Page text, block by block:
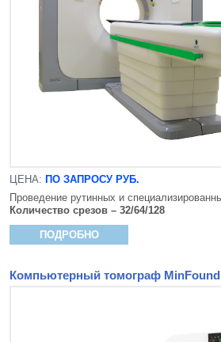
ЦЕНА: ПО ЗАПРОСУ РУБ.
Проведение рутинных и
Количество срезов – 32/64/128
ПОДРОБНО
Компьютерный томограф MinFound